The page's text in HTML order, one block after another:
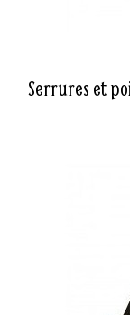
Serrures et